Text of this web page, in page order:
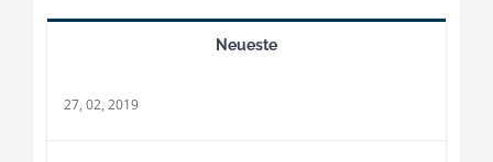
Neueste
27, 02, 2019